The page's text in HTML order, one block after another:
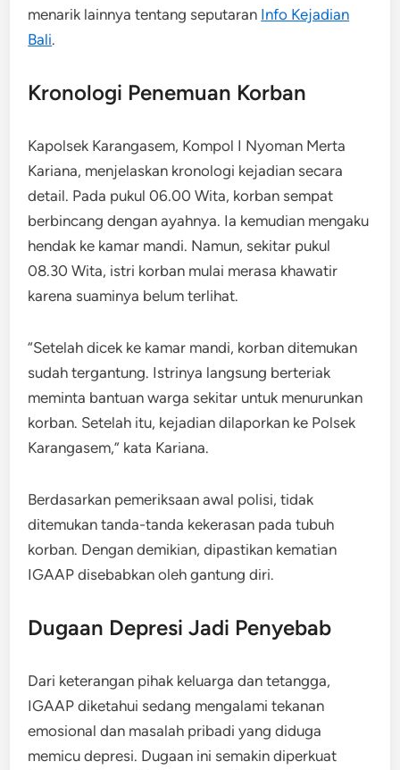
menarik lainnya tentang seputaran Info Kejadian
Bali.
Kronologi Penemuan Korban
Kapolsek Karangasem, Kompol I Nyoman Merta
Kariana, menjelaskan kronologi kejadian secara
detail. Pada pukul 06.00 Wita, korban sempat
berbincang dengan ayahnya. Ia kemudian mengaku
hendak ke kamar mandi. Namun, sekitar pukul
08.30 Wita, istri korban mulai merasa khawatir
karena suaminya belum terlihat.
“Setelah dicek ke kamar mandi, korban ditemukan
sudah tergantung. Istrinya langsung berteriak
meminta bantuan warga sekitar untuk menurunkan
korban. Setelah itu, kejadian dilaporkan ke Polsek
Karangasem,” kata Kariana.
Berdasarkan pemeriksaan awal polisi, tidak
ditemukan tanda-tanda kekerasan pada tubuh
korban. Dengan demikian, dipastikan kematian
IGAAP disebabkan oleh gantung diri.
Dugaan Depresi Jadi Penyebab
Dari keterangan pihak keluarga dan tetangga,
IGAAP diketahui sedang mengalami tekanan
emosional dan masalah pribadi yang diduga
memicu depresi. Dugaan ini semakin diperkuat